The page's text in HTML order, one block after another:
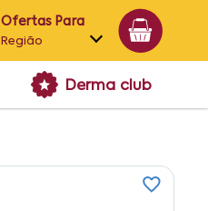
Ofertas Para
Região
Alagoas
Derma club